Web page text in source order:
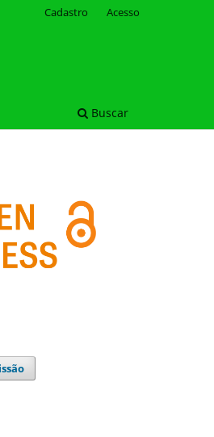
Buscar
Cadastro Acesso